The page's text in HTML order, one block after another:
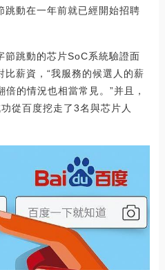
跳動在一年前就已經開始招聘
節跳動的芯片SoC系統驗證面
薪資，“我服務的候選人的薪
的情況也相當常見。”并且，
從百度挖走了3名與芯片人